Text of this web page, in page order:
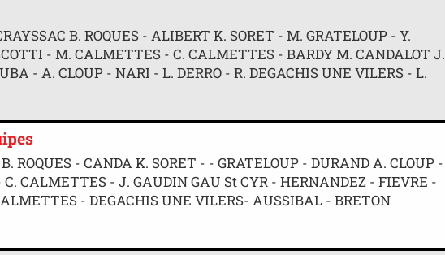
B. ROQUES - ALIBERT K. SORET - M. GRATELOUP - Y.
- M. CALMETTES - C. CALMETTES - BARDY M. CANDALOT J.
- A. CLOUP - NARI - L. DERRO - R. DEGACHIS UNE VILERS - L.
ROQUES - CANDA K. SORET - - GRATELOUP - DURAND A. CLOUP -
C. CALMETTES - J. GAUDIN GAU St CYR - HERNANDEZ - FIEVRE -
- DEGACHIS UNE VILERS- AUSSIBAL - BRETON